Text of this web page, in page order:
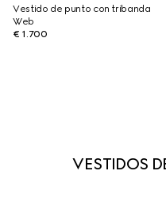
Vestido de punto con tribanda
Web
€ 1.700
VESTIDOS